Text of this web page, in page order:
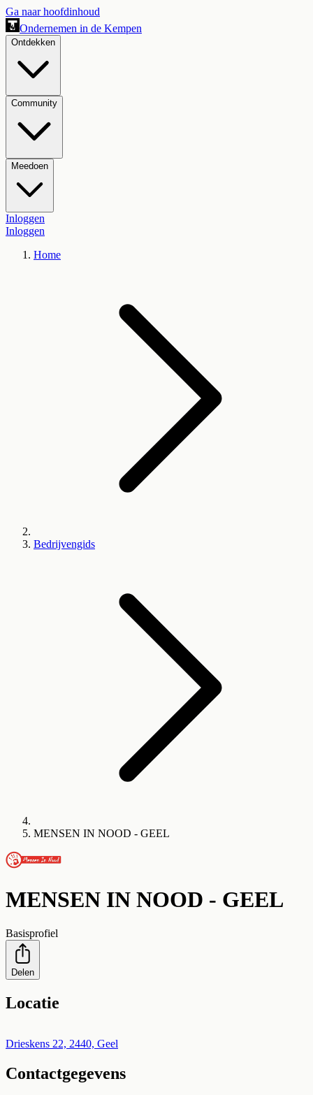
Ga naar hoofdinhoud
Ondernemen in de Kempen
Ontdekken
Community
Meedoen
Inloggen
Inloggen
Home
Bedrijvengids
MENSEN IN NOOD - GEEL
MENSEN IN NOOD - GEEL
Basisprofiel
Delen
Locatie
+
−
Drieskens 22, 2440, Geel
Contactgegevens